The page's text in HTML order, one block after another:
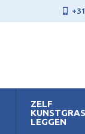
ZELF
KUNSTGRAS
LEGGEN